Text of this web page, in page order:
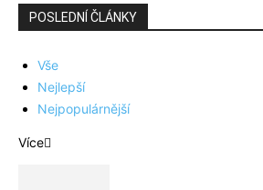
POSLEDNÍ ČLÁNKY
Vše
Nejlepší
Nejpopulárnější
Více